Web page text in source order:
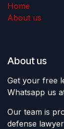
Home
About us
About us
Get your free
Whatsapp us
Our team is
defense